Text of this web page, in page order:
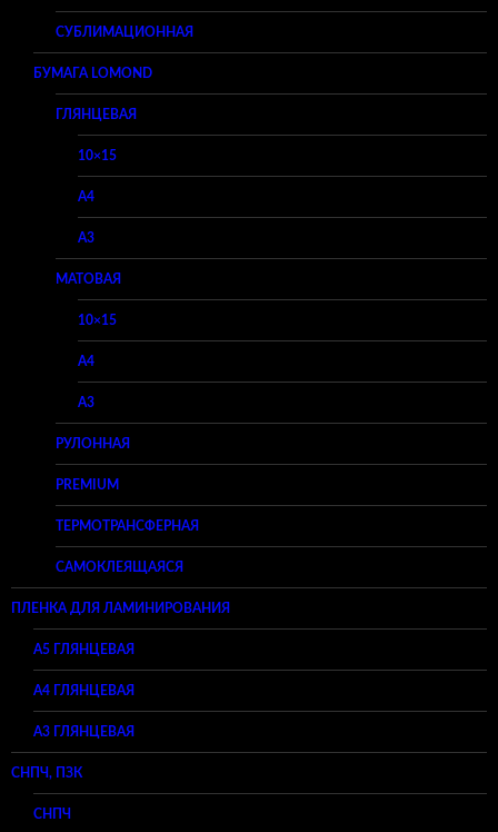
СУБЛИМАЦИОННАЯ
БУМАГА LOMOND
ГЛЯНЦЕВАЯ
10×15
A4
A3
МАТОВАЯ
10×15
A4
A3
РУЛОННАЯ
PREMIUM
ТЕРМОТРАНСФЕРНАЯ
САМОКЛЕЯЩАЯСЯ
ПЛЕНКА ДЛЯ ЛАМИНИРОВАНИЯ
A5 ГЛЯНЦЕВАЯ
А4 ГЛЯНЦЕВАЯ
A3 ГЛЯНЦЕВАЯ
СНПЧ, ПЗК
СНПЧ